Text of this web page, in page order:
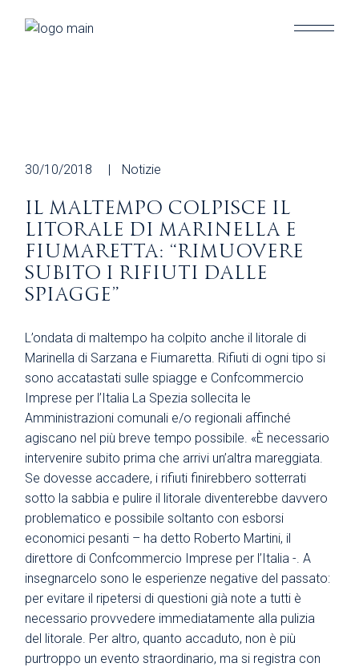
30/10/2018 Notizie
IL MALTEMPO COLPISCE IL
LITORALE DI MARINELLA E
FIUMARETTA: “RIMUOVERE
SUBITO I RIFIUTI DALLE
SPIAGGE”
L’ondata di maltempo ha colpito anche il litorale di
Marinella di Sarzana e Fiumaretta. Rifiuti di ogni tipo si
sono accatastati sulle spiagge e Confcommercio
Imprese per l’Italia La Spezia sollecita le
Amministrazioni comunali e/o regionali affinché
agiscano nel più breve tempo possibile. «È necessario
intervenire subito prima che arrivi un’altra mareggiata.
Se dovesse accadere, i rifiuti finirebbero sotterrati
sotto la sabbia e pulire il litorale diventerebbe davvero
problematico e possibile soltanto con esborsi
economici pesanti – ha detto Roberto Martini, il
direttore di Confcommercio Imprese per l’Italia -. A
insegnarcelo sono le esperienze negative del passato:
per evitare il ripetersi di questioni già note a tutti è
necessario provvedere immediatamente alla pulizia
del litorale. Per altro, quanto accaduto, non è più
purtroppo un evento straordinario, ma si registra con